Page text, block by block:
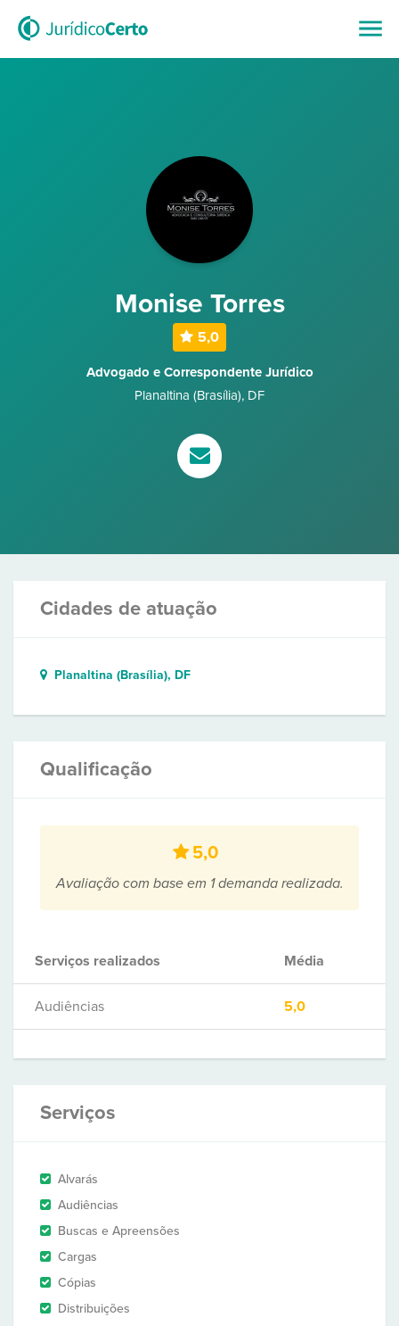
Monise Torres
5,0
Advogado e Correspondente Jurídico
Planaltina (Brasília), DF
Cidades de atuação
Planaltina (Brasília), DF
Qualificação
5,0
Avaliação com base em 1 demanda realizada.
Serviços realizados Média
Audiências 5,0
Serviços
Alvarás
Audiências
Buscas e Apreensões
Cargas
Cópias
Distribuições